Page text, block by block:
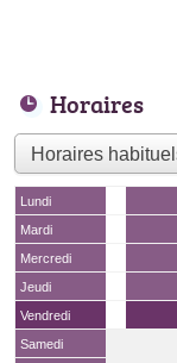
Horaires
Lundi
Mardi
Mercredi
Jeudi
Vendredi
Samedi